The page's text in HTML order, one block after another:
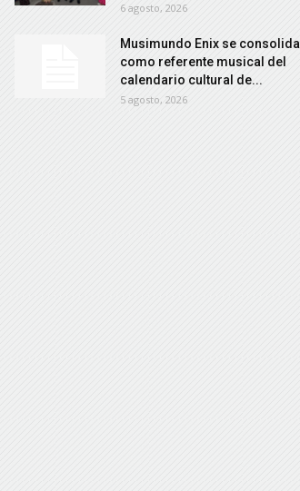
6 agosto, 2026
Musimundo Enix se consolida
como referente musical del
calendario cultural de...
5 agosto, 2026